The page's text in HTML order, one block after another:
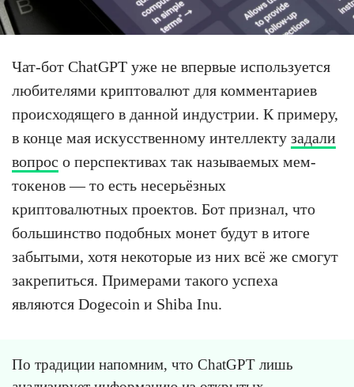
Чат-бот ChatGPT уже не впервые используется
любителями криптовалют для комментариев
происходящего в данной индустрии. К примеру,
в конце мая искусственному интеллекту задали
вопрос о перспективах так называемых мем-
токенов — то есть несерьёзных
криптовалютных проектов. Бот признал, что
большинство подобных монет будут в итоге
забытыми, хотя некоторые из них всё же смогут
закрепиться. Примерами такого успеха
являются Dogecoin и Shiba Inu.
По традиции напомним, что ChatGPT лишь